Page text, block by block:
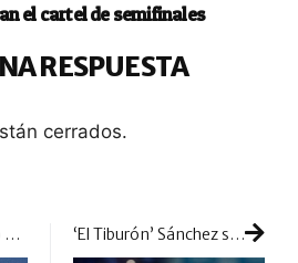
el cartel de semifinales
RESPUESTA
cerrados.
Cómo jugar con frío en invierno: conoce la mejor manera gracias al Club Metropolitan ‘El Tiburón’ Sánchez se une a la locura de Campagnolo